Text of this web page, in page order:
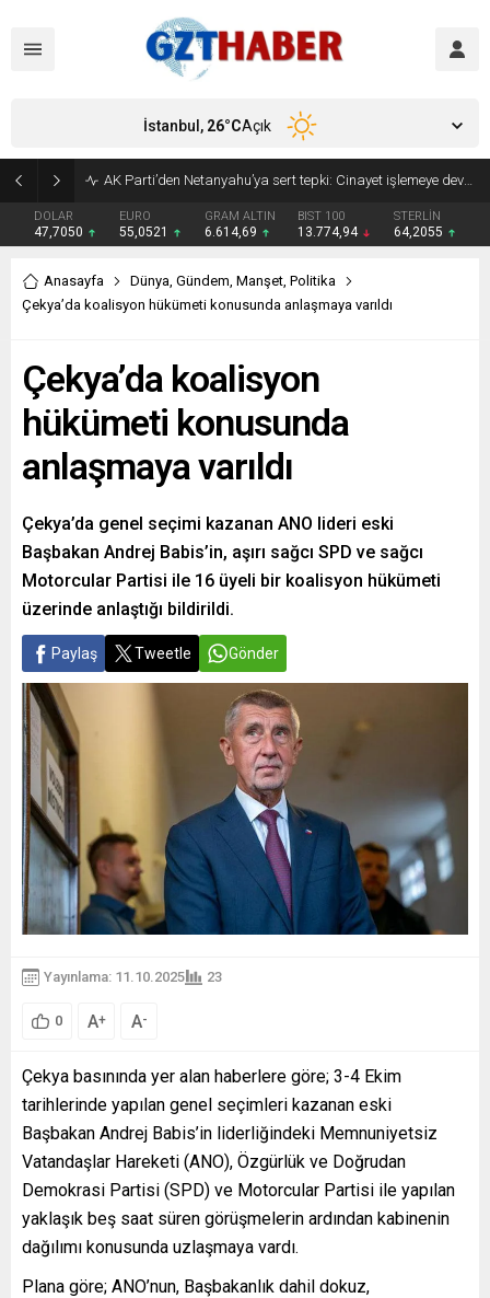
Son Dakika: Etimesgut Belediye Başkanı Erdal Beşikçioğlu görevden uzaklaştırıldı
DOLAR
47,7050
EURO
55,0521
GRAM ALTIN
6.614,69
BIST 100
13.774,94
STERLİN
64,2055
İstanbul, 26°CAçık
Anasayfa Dünya, Gündem, Manşet, Politika
Çekya’da koalisyon hükümeti konusunda anlaşmaya varıldı
Çekya’da koalisyon
hükümeti konusunda
anlaşmaya varıldı
Çekya’da genel seçimi kazanan ANO lideri eski
Başbakan Andrej Babis’in, aşırı sağcı SPD ve sağcı
Motorcular Partisi ile 16 üyeli bir koalisyon hükümeti
üzerinde anlaştığı bildirildi.
Paylaş Tweetle Gönder
Yayınlama: 11.10.2025 23
0 A+ A-
Çekya basınında yer alan haberlere göre; 3-4 Ekim
tarihlerinde yapılan genel seçimleri kazanan eski
Başbakan Andrej Babis’in liderliğindeki Memnuniyetsiz
Vatandaşlar Hareketi (ANO), Özgürlük ve Doğrudan
Demokrasi Partisi (SPD) ve Motorcular Partisi ile yapılan
yaklaşık beş saat süren görüşmelerin ardından kabinenin
dağılımı konusunda uzlaşmaya vardı.
Plana göre; ANO’nun, Başbakanlık dahil dokuz,